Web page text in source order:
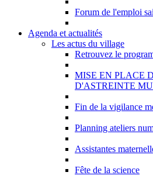
Forum de l'emploi
Agenda et actualités
Les actus du village
Retrouvez le
MISE EN PLACE
D'ASTREINTE
Fin de la vigilance
Planning ateliers
Assistantes
Fête de la science